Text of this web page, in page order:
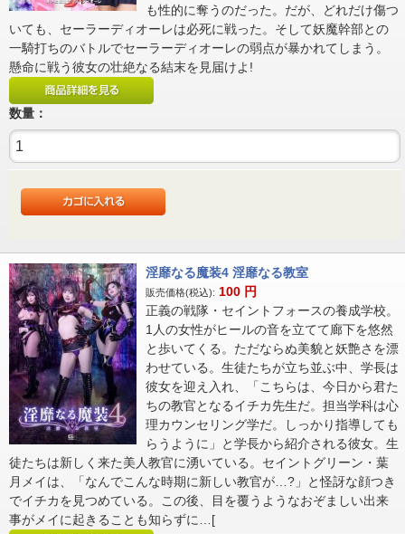
も性的に奪うのだった。だが、どれだけ傷つ
いても、セーラーディオーレは必死に戦った。そして妖魔幹部との
一騎打ちのバトルでセーラーディオーレの弱点が暴かれてしまう。
懸命に戦う彼女の壮絶なる結末を見届けよ!
数量：
淫靡なる魔装4 淫靡なる教室
販売価格(税込): 100 円
正義の戦隊・セイントフォースの養成学校。
1人の女性がヒールの音を立てて廊下を悠然
と歩いてくる。ただならぬ美貌と妖艶さを漂
わせている。生徒たちが立ち並ぶ中、学長は
彼女を迎え入れ、「こちらは、今日から君た
ちの教官となるイチカ先生だ。担当学科は心
理カウンセリング学だ。しっかり指導しても
らうように」と学長から紹介される彼女。生
徒たちは新しく来た美人教官に湧いている。セイントグリーン・葉
月メイは、「なんでこんな時期に新しい教官が…?」と怪訝な顔つき
でイチカを見つめている。この後、目を覆うようなおぞましい出来
事がメイに起きることも知らずに…[